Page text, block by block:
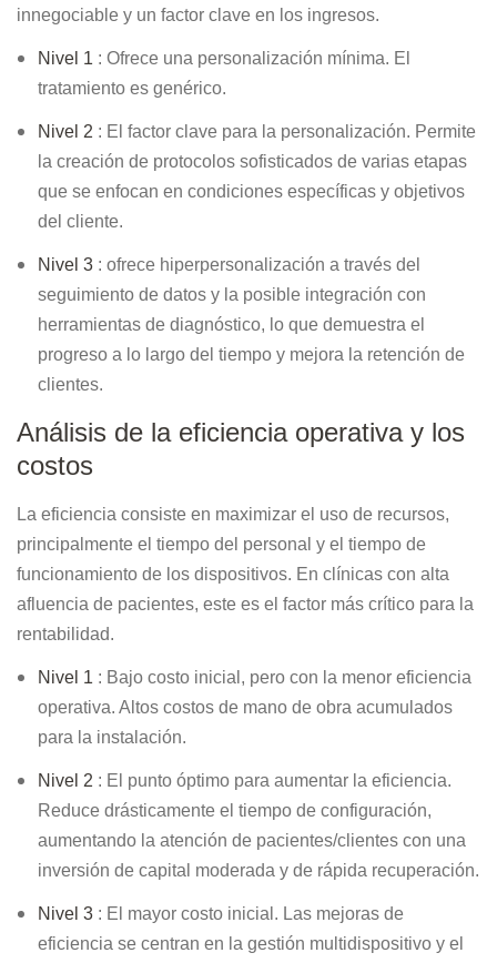
innegociable y un factor clave en los ingresos.
Nivel 1 : Ofrece una personalización mínima. El
tratamiento es genérico.
Nivel 2 : El factor clave para la personalización. Permite
la creación de protocolos sofisticados de varias etapas
que se enfocan en condiciones específicas y objetivos
del cliente.
Nivel 3 : ofrece hiperpersonalización a través del
seguimiento de datos y la posible integración con
herramientas de diagnóstico, lo que demuestra el
progreso a lo largo del tiempo y mejora la retención de
clientes.
Análisis de la eficiencia operativa y los
costos
La eficiencia consiste en maximizar el uso de recursos,
principalmente el tiempo del personal y el tiempo de
funcionamiento de los dispositivos. En clínicas con alta
afluencia de pacientes, este es el factor más crítico para la
rentabilidad.
Nivel 1 : Bajo costo inicial, pero con la menor eficiencia
operativa. Altos costos de mano de obra acumulados
para la instalación.
Nivel 2 : El punto óptimo para aumentar la eficiencia.
Reduce drásticamente el tiempo de configuración,
aumentando la atención de pacientes/clientes con una
inversión de capital moderada y de rápida recuperación.
Nivel 3 : El mayor costo inicial. Las mejoras de
eficiencia se centran en la gestión multidispositivo y el